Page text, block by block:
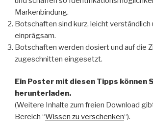
Markenbindung.
Botschaften sind kurz, leicht verständlich
einprägsam.
Botschaften werden dosiert und auf die
zugeschnitten eingesetzt.
Ein Poster mit diesen Tipps können
herunterladen.
(Weitere Inhalte zum freien Download
Bereich “Wissen zu verschenken“).